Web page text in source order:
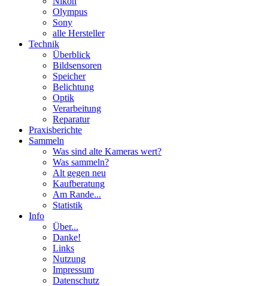
Olympus
Sony
alle Hersteller
Technik
Überblick
Bildsensoren
Speicher
Belichtung
Optik
Verarbeitung
Reparatur
Praxisberichte
Sammeln
Was sind alte Kameras wert?
Was sammeln?
Alt gegen neu
Kaufberatung
Am Rande...
Statistik
Info
Über...
Danke!
Links
Nutzung
Impressum
Datenschutz